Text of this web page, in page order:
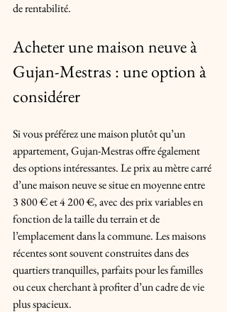
de rentabilité.
Acheter une maison neuve à
Gujan-Mestras : une option à
considérer
Si vous préférez une maison plutôt qu’un
appartement, Gujan-Mestras offre également
des options intéressantes. Le prix au mètre carré
d’une maison neuve se situe en moyenne entre
3 800 € et 4 200 €, avec des prix variables en
fonction de la taille du terrain et de
l’emplacement dans la commune. Les maisons
récentes sont souvent construites dans des
quartiers tranquilles, parfaits pour les familles
ou ceux cherchant à profiter d’un cadre de vie
plus spacieux.